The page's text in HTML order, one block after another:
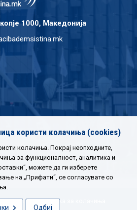
1000, Македонија
| Политика за колачиња
користи колачиња (cookies)
колачиња. Покрај неопходните,
за функционалност, аналитика и
можете да ги изберете
на „Прифати“, се согласувате со
Одбиј